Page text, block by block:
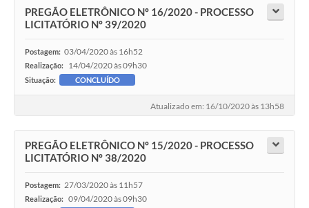
PREGÃO ELETRÔNICO Nº 16/2020 - PROCESSO
LICITATÓRIO Nº 39/2020
Postagem: 03/04/2020 às 16h52
Realização: 14/04/2020 às 09h30
Situação: CONCLUÍDO
Atualizado em: 16/10/2020 às 13h58
PREGÃO ELETRÔNICO Nº 15/2020 - PROCESSO
LICITATÓRIO Nº 38/2020
Postagem: 27/03/2020 às 11h57
Realização: 09/04/2020 às 09h30